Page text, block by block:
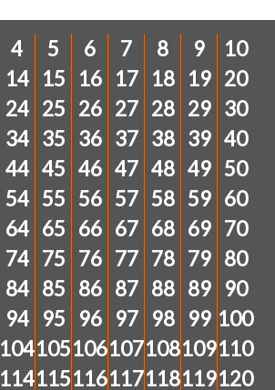
4 5 6 7 8 9
10
14 15 16 17 18 19 20
24 25 26 27 28 29 30
34 35 36 37 38 39 40
44 45 46 47 48 49 50
54 55 56 57 58 59 60
64 65 66 67 68 69 70
74 75 76 77 78 79 80
84 85 86 87 88 89
90
94 95 96 97 98 99 100
104105106107108109110
114115116117118119120